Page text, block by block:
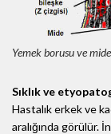
Yemek borusu ve
Sıklık ve
Hastalık erkek ve
aralığında görülür.